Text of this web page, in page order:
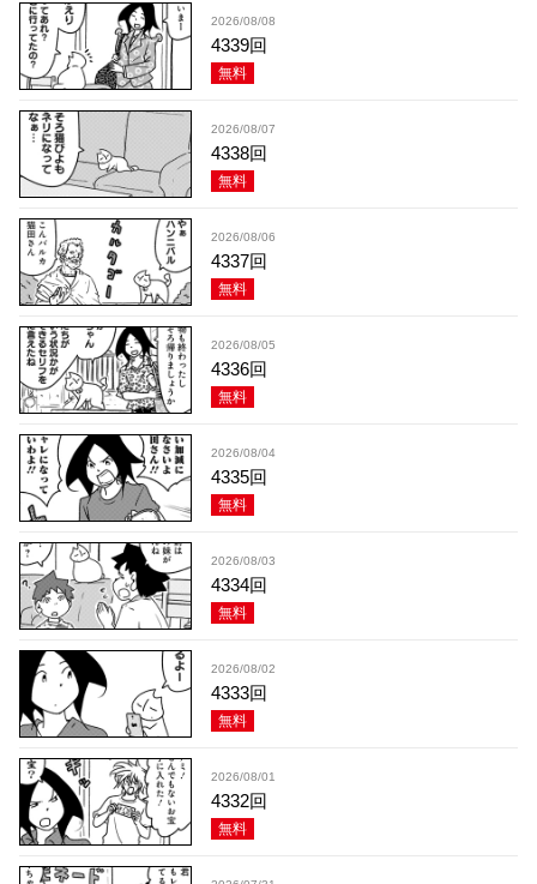
2026/08/08
4339回
無料
2026/08/07
4338回
無料
2026/08/06
4337回
無料
2026/08/05
4336回
無料
2026/08/04
4335回
無料
2026/08/03
4334回
無料
2026/08/02
4333回
無料
2026/08/01
4332回
無料